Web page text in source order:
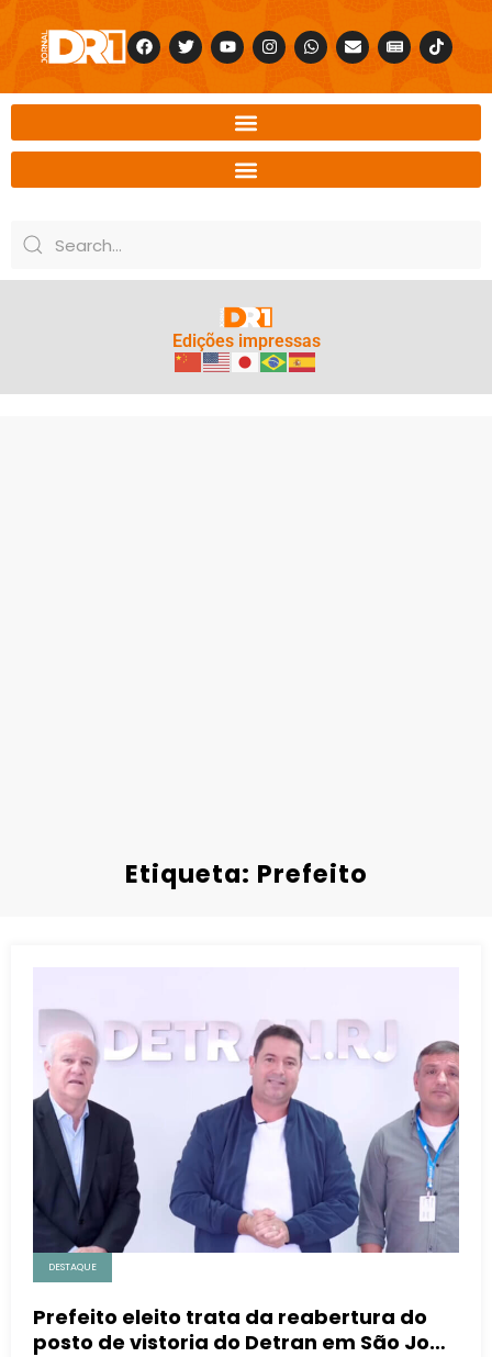
Edições impressas
Etiqueta: Prefeito
DESTAQUE
Prefeito eleito trata da reabertura do
posto de vistoria do Detran em São João